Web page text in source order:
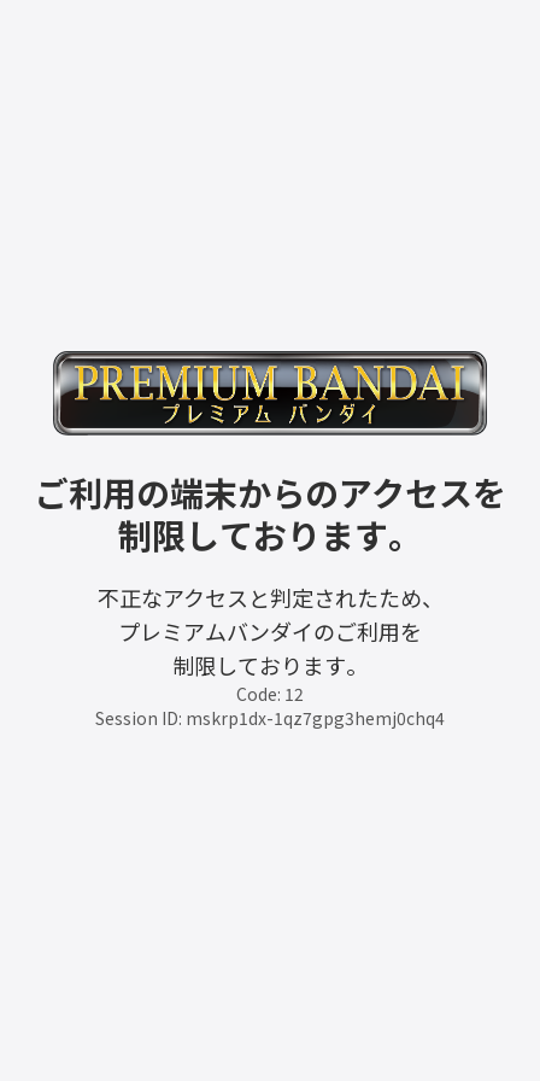
ご利用の端末からのアクセスを
制限しております。
不正なアクセスと判定されたため、
プレミアムバンダイのご利用を
制限しております。
Code: 12
Session ID: mskrp1dx-1qz7gpg3hemj0chq4